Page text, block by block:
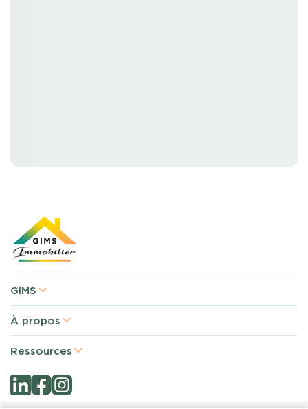
GIMS
À propos
Ressources